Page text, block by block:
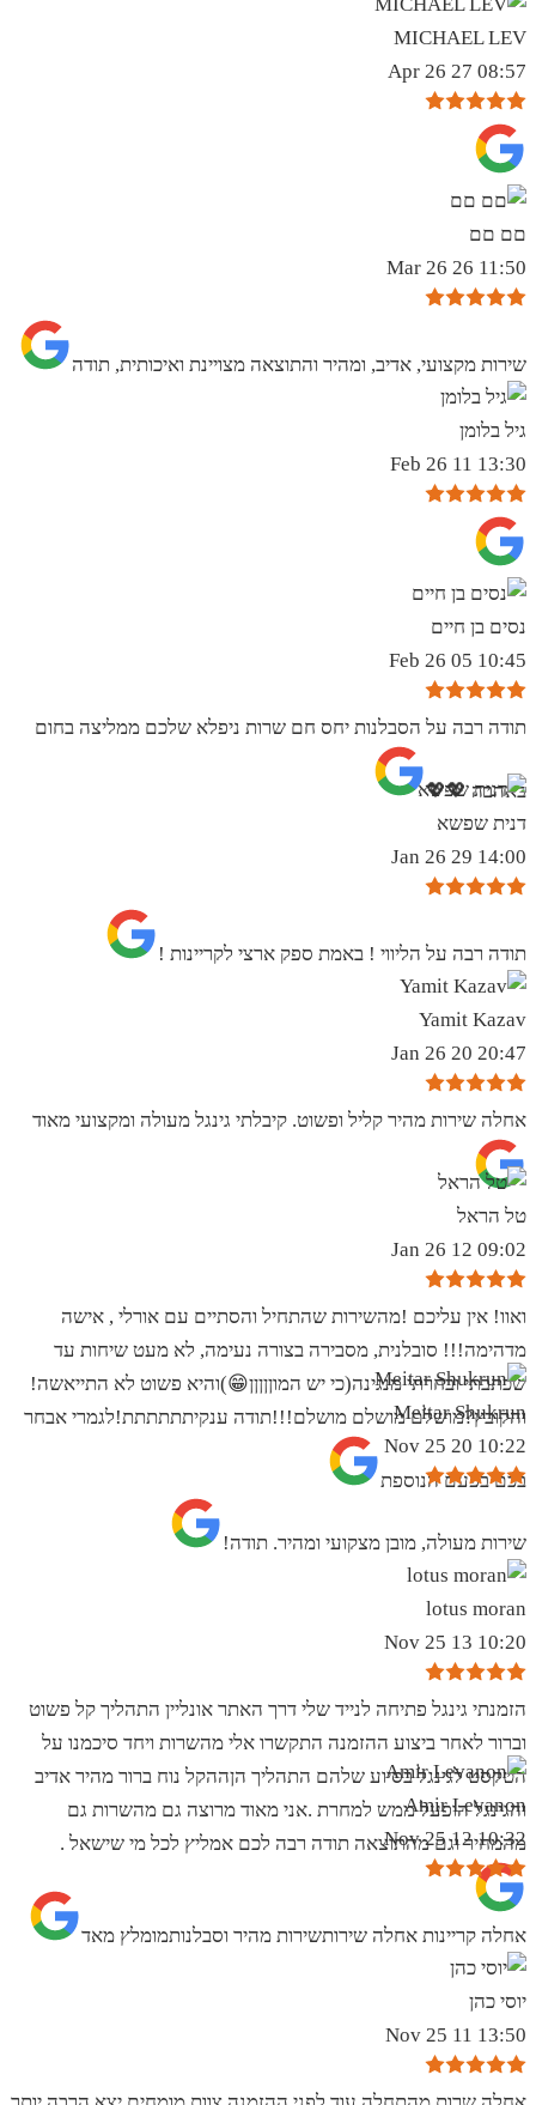
MICHAEL LEV
08:57 27 Apr 26
םם םם
11:50 26 Mar 26
שירות מקצועי, אדיב, ומהיר והתוצאה מצויינת ואיכותית, תודה
גיל בלומן
13:30 11 Feb 26
נסים בן חיים
10:45 05 Feb 26
תודה רבה על הסבלנות יחס חם שרות ניפלא שלכם ממליצה בחום
באהבה 💖💖
דנית שפשא
14:00 29 Jan 26
תודה רבה על הליווי ! באמת ספק ארצי לקריינות !
Yamit Kazav
20:47 20 Jan 26
אחלה שירות מהיר קליל ופשוט. קיבלתי גינגל מעולה ומקצועי מאוד
טל הראל
09:02 12 Jan 26
ואוו! אין עליכם !מהשירות שהתחיל והסתיים עם אורלי , אישה
מדהימה!!! סובלנית, מסבירה בצורה נעימה, לא מעט שיחות עד
שכתבתי ובחרתי מנגינה(כי יש המוןןןןן😁)והיא פשוט לא התייאשה!
והקובץ?מושלם מושלם מושלם!!!תודה ענקיתתתתתת!לגמרי אבחר
בכם בפעם הנוספת
Meitar Shukrun
10:22 20 Nov 25
שירות מעולה, מובן מצקועי ומהיר. תודה!
lotus moran
10:20 13 Nov 25
הזמנתי גינגל פתיחה לנייד שלי דרך האתר אונליין התהליך קל פשוט
וברור לאחר ביצוע ההזמנה התקשרו אלי מהשרות ויחד סיכמנו על
הטקסט לגינגל בסיוע שלהם התהליך הןההקל נוח ברור מהיר אדיב
והגינגל הופעל ממש למחרת .אני מאוד מרוצה גם מהשרות גם
מהמחיר וגם מהתוצאה תודה רבה לכם אמליץ לכל מי שישאל .
Amir Levanon
10:32 12 Nov 25
אחלה קריינות אחלה שירותשירות מהיר וסבלנותמומלץ מאד
יוסי כהן
13:50 11 Nov 25